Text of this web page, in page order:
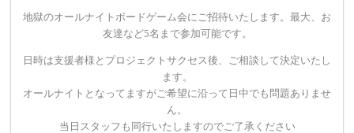
地獄のオールナイトボードゲーム会にご招待いたします。最大、お
友達など5名まで参加可能です。
日時は支援者様とプロジェクトサクセス後、ご相談して決定いたし
ます。
オールナイトとなってますがご希望に沿って日中でも問題ありませ
ん。
当日スタッフも同行いたしますのでご了承ください